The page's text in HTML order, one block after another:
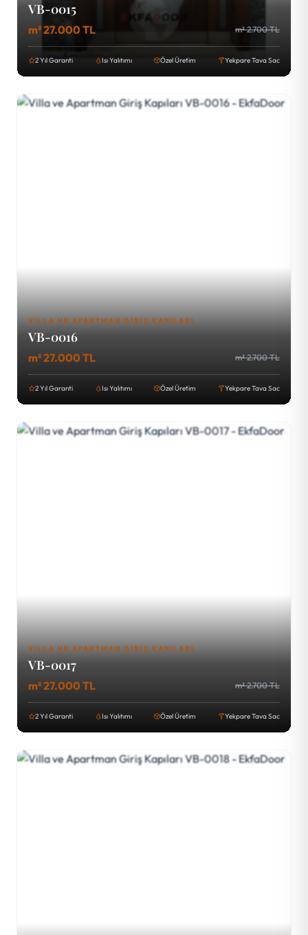
VB-0015
m² 27.000 TL m² 2.700 TL
2 Yıl Garanti Isı Yalıtımı Özel Üretim Yekpare Tava Sac
VILLA VE APARTMAN GIRIŞ KAPILARI
VB-0016
m² 27.000 TL m² 2.700 TL
2 Yıl Garanti Isı Yalıtımı Özel Üretim Yekpare Tava Sac
VILLA VE APARTMAN GIRIŞ KAPILARI
VB-0017
m² 27.000 TL m² 2.700 TL
2 Yıl Garanti Isı Yalıtımı Özel Üretim Yekpare Tava Sac